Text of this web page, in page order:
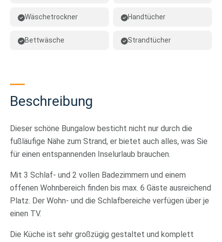
Wäschetrockner Handtücher
Bettwäsche Strandtücher
Beschreibung
Dieser schöne Bungalow besticht nicht nur durch die
fußläufige Nähe zum Strand, er bietet auch alles, was Sie
für einen entspannenden Inselurlaub brauchen.
Mit 3 Schlaf- und 2 vollen Badezimmern und einem
offenen Wohnbereich finden bis max. 6 Gäste ausreichend
Platz. Der Wohn- und die Schlafbereiche verfügen über je
einen TV.
Die Küche ist sehr großzügig gestaltet und komplett